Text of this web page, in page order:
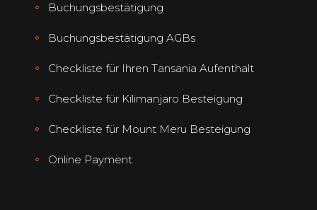
Buchungsbestätigung
Buchungsbestätigung AGBs
Checkliste für Ihren Tansania Aufenthalt
Checkliste für Kilimanjaro Besteigung
Checkliste für Mount Meru Besteigung
Online Payment